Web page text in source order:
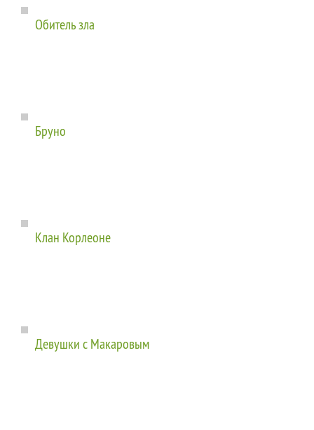
Обитель зла
Бруно
Клан Корлеоне
Девушки с Макаровым